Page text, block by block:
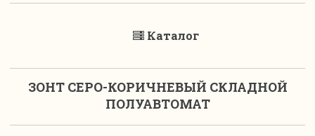
Каталог
ЗОНТ СЕРО-КОРИЧНЕВЫЙ СКЛАДНОЙ
ПОЛУАВТОМАТ